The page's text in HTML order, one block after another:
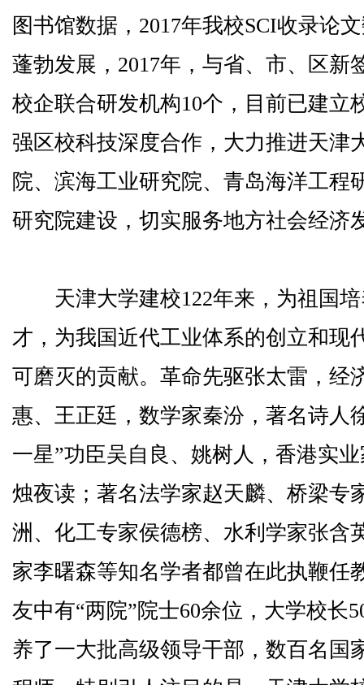
图书馆数据，2017年我校SCI收录论
蓬勃发展，2017年，与省、市、区新
校企联合研发机构10个，目前已建立
强区校科技深度合作，大力推进天津
院、滨海工业研究院、青岛海洋工程
研究院建设，切实服务地方社会经济
天津大学建校122年来，为祖国培
才，为我国近代工业体系的创立和现
可磨灭的贡献。革命先驱张太雷，经
惠、王正廷，数学家秦汾，著名诗人
一星”功臣吴自良、姚树人，香港实
烛夜读；著名法学家赵天麟、桥梁专
洲、化工专家侯德榜、水利学家张含
家李曙森等知名学者都曾在此执鞭任
友中有“两院”院士60余位，大学校长
养了一大批高级领导干部，数百名国